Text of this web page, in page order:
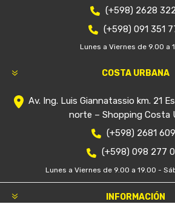
(+598) 2628
(+598) 091 351
Lunes a Viernes de 9.00 a
COSTA URBANA
Av. Ing. Luis Giannatassio km. 21
norte – Shopping Costa
(+598) 2681
(+598) 098 277
Lunes a Viernes de 9.00 a 19.00 -
INFORMACIÓN